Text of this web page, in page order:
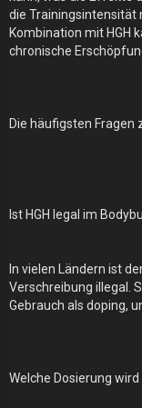
die Trainingsintensität
Kombination mit HGH
chronische
Die häufigsten
Ist HGH legal im
In vielen Ländern ist
Verschreibung illegal.
Gebrauch als doping,
Welche Dosierung